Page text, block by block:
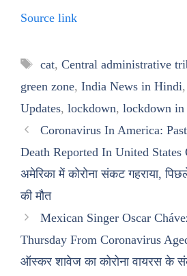
Source link
Tags
cat, Central administrative
green zone, India News in Hindi,
Updates, lockdown, lockdown in
Coronavirus In America:
Death Reported In United
अमेरिका में कोरोना संकट गहराया,
की मौत
Mexican Singer Oscar
Thursday From Coronavirus
ऑस्कर शावेज का कोरोना वायरस के